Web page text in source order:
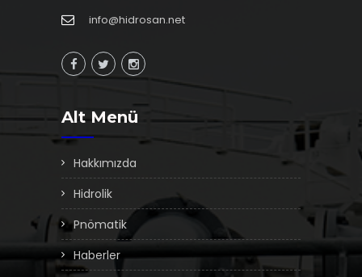
info@hidrosan.net
Alt Menü
Hakkımızda
Hidrolik
Pnömatik
Haberler